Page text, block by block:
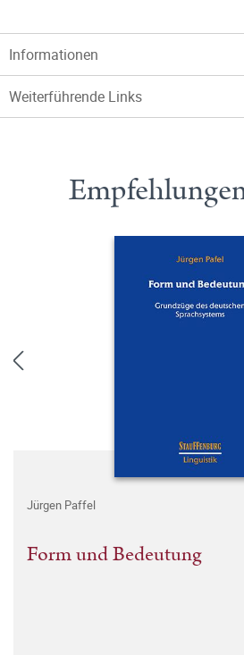
Informationen
Weiterführende Links
Jürgen Paffel
Form und Bedeutung